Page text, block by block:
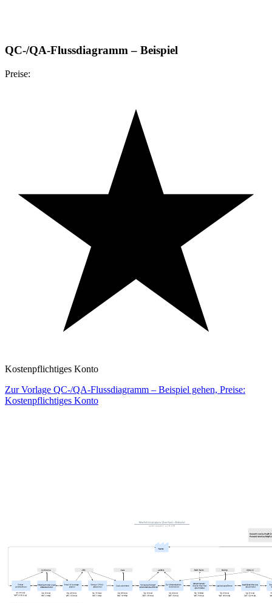
QC-/QA-Flussdiagramm – Beispiel
Preise:
Kostenpflichtiges Konto
Zur Vorlage QC-/QA-Flussdiagramm – Beispiel gehen, Preise:
Kostenpflichtiges Konto